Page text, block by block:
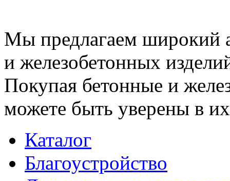
Мы предлагаем широкий
и железобетонных
Покупая бетонные и
можете быть уверены в их
Каталог
Благоустройство